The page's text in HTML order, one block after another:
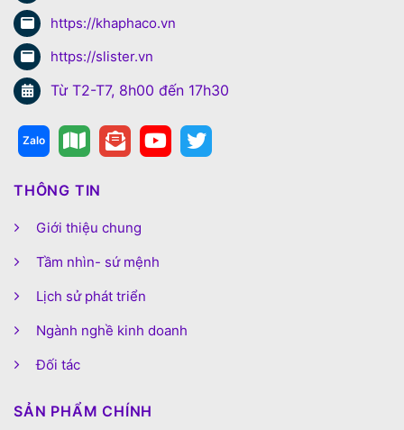
https://khaphaco.vn
https://slister.vn
Từ T2-T7, 8h00 đến 17h30
THÔNG TIN
Giới thiệu chung
Tầm nhìn- sứ mệnh
Lịch sử phát triển
Ngành nghề kinh doanh
Đối tác
SẢN PHẨM CHÍNH